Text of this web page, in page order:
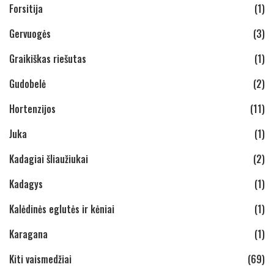
Forsitija
(1)
Gervuogės
(3)
Graikiškas riešutas
(1)
Gudobelė
(2)
Hortenzijos
(11)
Juka
(1)
Kadagiai šliaužiukai
(2)
Kadagys
(1)
Kalėdinės eglutės ir kėniai
(1)
Karagana
(1)
Kiti vaismedžiai
(69)